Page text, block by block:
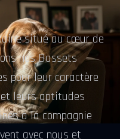
situé au cœur de
nos Bassets
pour leur caractère
leurs aptitudes
à la compagnie
avec nous et